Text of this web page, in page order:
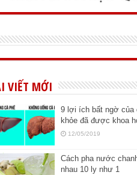
VIẾT MỚI
9 lợi ích bất ngờ của
khỏe đã được khoa
12/05/2019
Cách pha nước
nhau 10 ly như 1